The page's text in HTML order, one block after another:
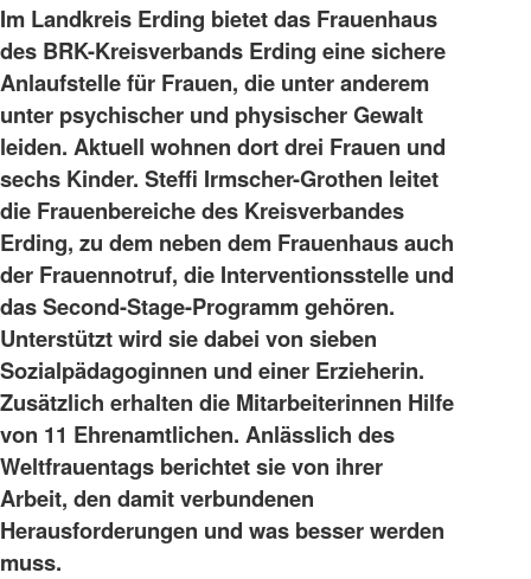
Im Landkreis Erding bietet das Frauenhaus
des BRK-Kreisverbands Erding eine sichere
Anlaufstelle für Frauen, die unter anderem
unter psychischer und physischer Gewalt
leiden. Aktuell wohnen dort drei Frauen und
sechs Kinder. Steffi Irmscher-Grothen leitet
die Frauenbereiche des Kreisverbandes
Erding, zu dem neben dem Frauenhaus auch
der Frauennotruf, die Interventionsstelle und
das Second-Stage-Programm gehören.
Unterstützt wird sie dabei von sieben
Sozialpädagoginnen und einer Erzieherin.
Zusätzlich erhalten die Mitarbeiterinnen Hilfe
von 11 Ehrenamtlichen. Anlässlich des
Weltfrauentags berichtet sie von ihrer
Arbeit, den damit verbundenen
Herausforderungen und was besser werden
muss.